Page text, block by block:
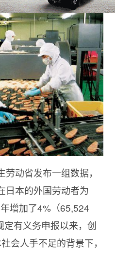
动省发布一组数据，
日本的外国劳动者为
增加了4%（65,524
有义务申报以来，创
会人手不足的背景下，